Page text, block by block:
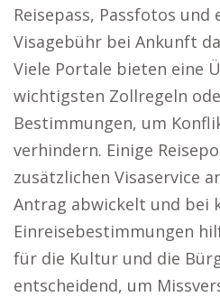
Reisepass, Passfotos und
Visagebühr bei Ankunft
Viele Portale bieten eine
wichtigsten Zollregeln
Bestimmungen, um
verhindern. Einige
zusätzlichen Visaservice
Antrag abwickelt und bei
Einreisebestimmungen
für die Kultur und die
entscheidend, um